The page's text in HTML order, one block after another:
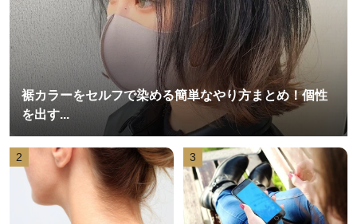
裾カラーをセルフで染める簡単なやり方まとめ！個性
を出す...
2 3